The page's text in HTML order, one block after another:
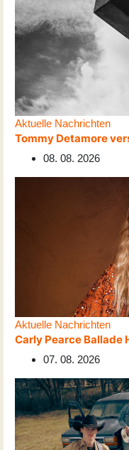
Aktuelle Nachrichten
Tommy Detamore
08. 08. 2026
Aktuelle Nachrichten
Carly Pearce Ballade
07. 08. 2026